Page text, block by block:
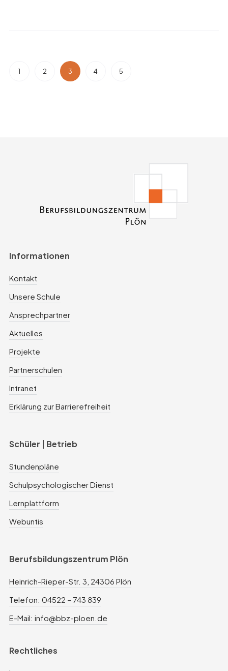
1 2 3 4 5
Informationen
Kontakt
Unsere Schule
Ansprechpartner
Aktuelles
Projekte
Partnerschulen
Intranet
Erklärung zur Barrierefreiheit
Schüler | Betrieb
Stundenpläne
Schulpsychologischer Dienst
Lernplattform
Webuntis
Berufsbildungszentrum Plön
Heinrich-Rieper-Str. 3, 24306 Plön
Telefon: 04522 – 743 839
E-Mail: info@bbz-ploen.de
Rechtliches